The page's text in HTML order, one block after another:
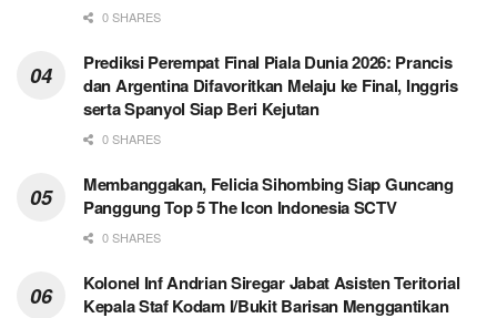
0 SHARES
Prediksi Perempat Final Piala Dunia 2026: Prancis
dan Argentina Difavoritkan Melaju ke Final, Inggris
serta Spanyol Siap Beri Kejutan
0 SHARES
Membanggakan, Felicia Sihombing Siap Guncang
Panggung Top 5 The Icon Indonesia SCTV
0 SHARES
Kolonel Inf Andrian Siregar Jabat Asisten Teritorial
Kepala Staf Kodam I/Bukit Barisan Menggantikan